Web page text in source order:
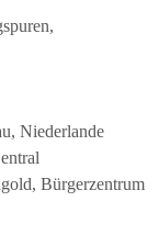
Niederlande
Bürgerzentrum